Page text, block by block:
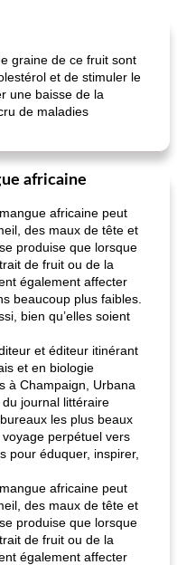
graine de ce fruit sont
et de stimuler le
une baisse de la
de maladies
africaine
africaine peut
des maux de tête et
produise que lorsque
de fruit ou de la
également affecter
beaucoup plus faibles.
bien qu’elles soient
et éditeur itinérant
et en biologie
à Champaign, Urbana
journal littéraire
les plus beaux
perpétuel vers
pour éduquer, inspirer,
africaine peut
des maux de tête et
produise que lorsque
de fruit ou de la
également affecter